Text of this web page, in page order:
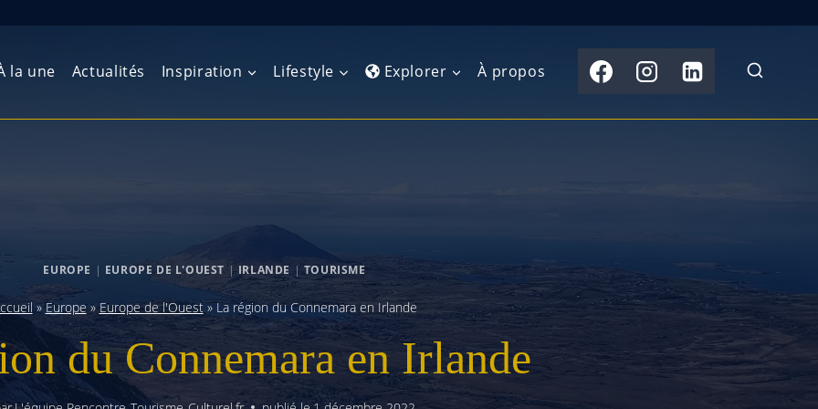
la une Actualités Inspiration Lifestyle Explorer
Europe de l’Est
Balkans
Amérique du Sud
Afrique de l’Est
Afrique australe Asie du Sud-Est
Extrême-Orient
À propos
EUROPE | EUROPE DE L'OUEST |IRLANDE | TOURISME
» Europe»Europe de l'Ouest» La région du Connemara en Irlande
du Connemara en Irlande